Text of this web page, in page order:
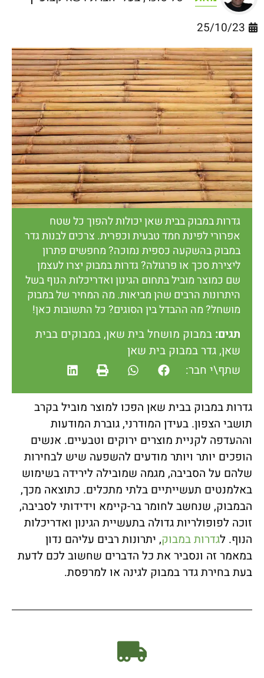
25/10/23
גדרות במבוק בבית שאן יכולות להפוך כל שטח
אפרורי לפינת חמד טבעית וכפרית. צרכים לבנות גדר
במבוק בהשקעה כספית נמוכה? מחפשים פתרון
ליצירת סכך או פרגולה? גדרות במבוק יצרו לעצמן
שם כמוצר מוביל בתחום הגינון ואדריכלות הנוף בשל
היתרונות הרבים שהן מביאות. מה המחיר של במבוק
מושחל? מה ההבדל בין הסוגים? כל התשובות כאן!
תגים: במבוק מושחל בית שאן,במבוקים בבית
שאן,גדר במבוק בית שאן
שתף\י חבר:
גדרות במבוק בבית שאן הפכו למוצר מוביל בקרב
תושבי הצפון. בעידן המודרני, גוברת המודעות
וההעדפה לקניית מוצרים ירוקים וטבעיים. אנשים
הופכים יותר ויותר מודעים להשפעה שיש לבחירות
שלהם על הסביבה, מגמה שמובילה לירידה בשימוש
באלמנטים תעשייתיים בלתי מתכלים. כתוצאה מכך,
הבמבוק, שנחשב לחומר בר-קיימא וידידותי לסביבה,
זוכה לפופולריות גדולה בתעשיית הגינון ואדריכלות
הנוף. לגדרות במבוק, יתרונות רבים עליהם נדון
במאמר זה ונסביר את כל הדברים שחשוב לכם לדעת
בעת בחירת גדר במבוק לגינה או למרפסת.